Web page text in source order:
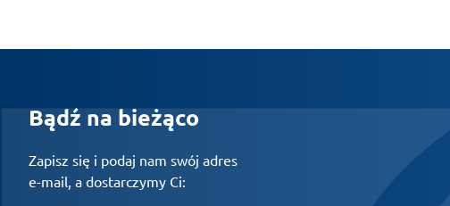
Bądź na bieżąco
Zapisz się i podaj nam swój adres
e-mail, a dostarczymy Ci: